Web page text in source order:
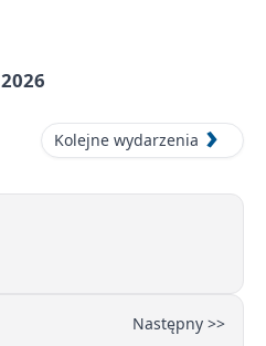
Kolejne wydarzenia
Następny >>